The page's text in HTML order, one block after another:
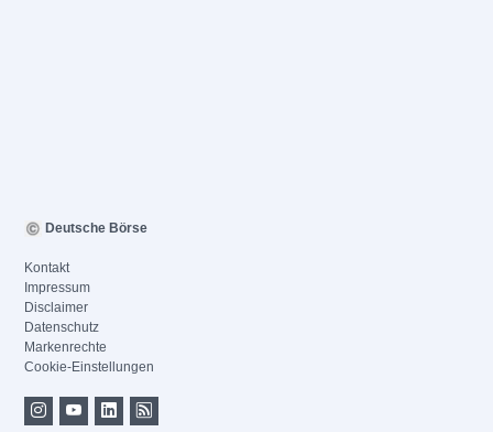
Deutsche Börse
Kontakt
Impressum
Disclaimer
Datenschutz
Markenrechte
Cookie-Einstellungen